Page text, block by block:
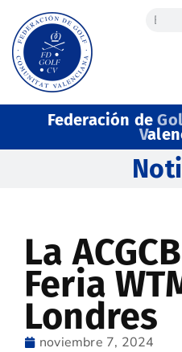
Federación de
V
La
Feria
Londres
noviembre 7, 2024